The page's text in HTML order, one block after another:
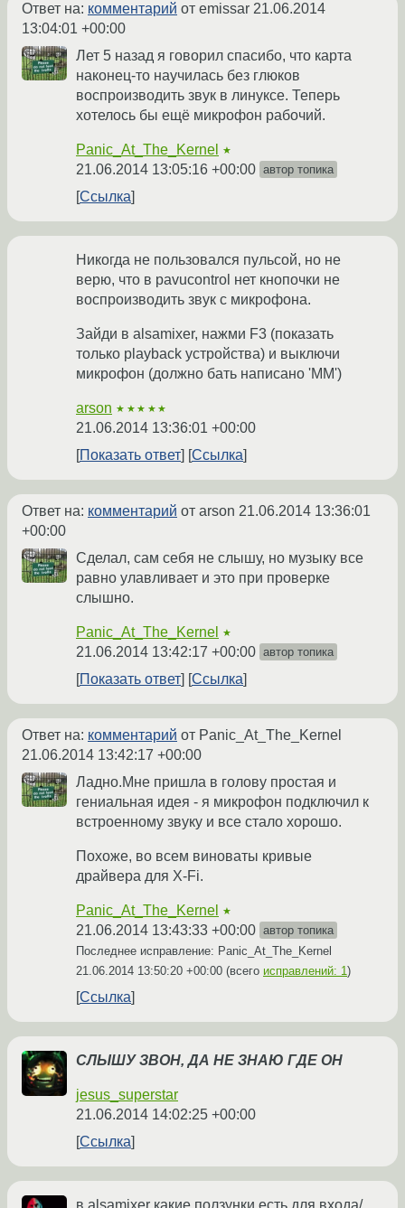
Ответ на: комментарий от emissar 21.06.2014
13:04:01 +00:00
Лет 5 назад я говорил спасибо, что карта
наконец-то научилась без глюков
воспроизводить звук в линуксе. Теперь
хотелось бы ещё микрофон рабочий.
Panic_At_The_Kernel ★
21.06.2014 13:05:16 +00:00 автор топика
Ссылка
Никогда не пользовался пульсой, но не
верю, что в pavucontrol нет кнопочки не
воспроизводить звук с микрофона.
Зайди в alsamixer, нажми F3 (показать
только playback устройства) и выключи
микрофон (должно бать написано 'MM')
arson ★★★★★
21.06.2014 13:36:01 +00:00
Показать ответ
Ссылка
Ответ на: комментарий от arson 21.06.2014 13:36:01
+00:00
Сделал, сам себя не слышу, но музыку все
равно улавливает и это при проверке
слышно.
Panic_At_The_Kernel ★
21.06.2014 13:42:17 +00:00 автор топика
Показать ответ Ссылка
Ответ на: комментарий от Panic_At_The_Kernel
21.06.2014 13:42:17 +00:00
Ладно.Мне пришла в голову простая и
гениальная идея - я микрофон подключил к
встроенному звуку и все стало хорошо.
Похоже, во всем виноваты кривые
драйвера для X-Fi.
Panic_At_The_Kernel ★
21.06.2014 13:43:33 +00:00 автор топика
Последнее исправление: Panic_At_The_Kernel
21.06.2014 13:50:20 +00:00 (всего исправлений: 1)
Ссылка
СЛЫШУ ЗВОН, ДА НЕ ЗНАЮ ГДЕ ОН
jesus_superstar
21.06.2014 14:02:25 +00:00
Ссылка